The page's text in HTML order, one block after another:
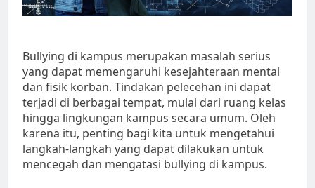
Bullying di kampus merupakan masalah serius
yang dapat memengaruhi kesejahteraan mental
dan fisik korban. Tindakan pelecehan ini dapat
terjadi di berbagai tempat, mulai dari ruang kelas
hingga lingkungan kampus secara umum. Oleh
karena itu, penting bagi kita untuk mengetahui
langkah-langkah yang dapat dilakukan untuk
mencegah dan mengatasi bullying di kampus.